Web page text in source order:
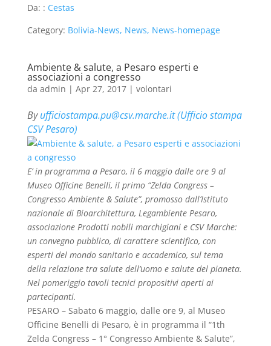
Da: : Cestas
Category: Bolivia-News, News, News-homepage
Ambiente & salute, a Pesaro esperti e
associazioni a congresso
da admin | Apr 27, 2017| volontari
Byufficiostampa.pu@csv.marche.it (Ufficio stampa
CSV Pesaro)
E’ in programma a Pesaro, il 6 maggio dalle ore 9 al
Museo Officine Benelli, il primo “Zelda Congress –
Congresso Ambiente & Salute”, promosso dall’Istituto
nazionale di Bioarchitettura, Legambiente Pesaro,
associazione Prodotti nobili marchigiani e CSV Marche:
un convegno pubblico, di carattere scientifico, con
esperti del mondo sanitario e accademico, sul tema
della relazione tra salute dell’uomo e salute del pianeta.
Nel pomeriggio tavoli tecnici propositivi aperti ai
partecipanti.
PESARO – Sabato 6 maggio, dalle ore 9, al Museo
Officine Benelli di Pesaro, è in programma il “1th
Zelda Congress – 1° Congresso Ambiente & Salute”,